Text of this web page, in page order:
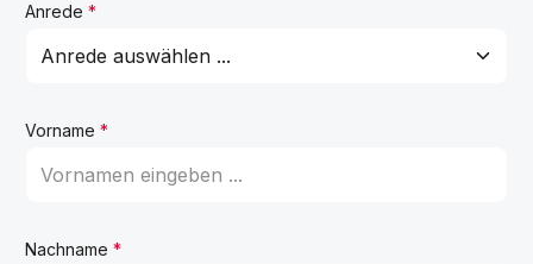
Anrede *
Vorname *
Nachname *